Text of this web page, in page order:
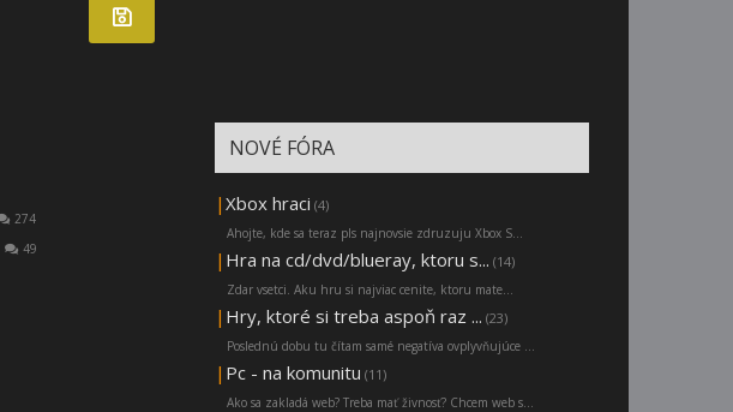
274
49
NOVÉ FÓRA
| Xbox hraci (4)
Ahojte, kde sa teraz pls najnovsie zdruzuju Xbox S...
| Hra na cd/dvd/blueray, ktoru s... (14)
Zdar vsetci. Aku hru si najviac cenite, ktoru mate...
| Hry, ktoré si treba aspoň raz ... (23)
Poslednú dobu tu čítam samé negatíva ovplyvňujúce ...
| Pc - na komunitu (11)
Ako sa zakladá web? Treba mať živnosť? Chcem web s...